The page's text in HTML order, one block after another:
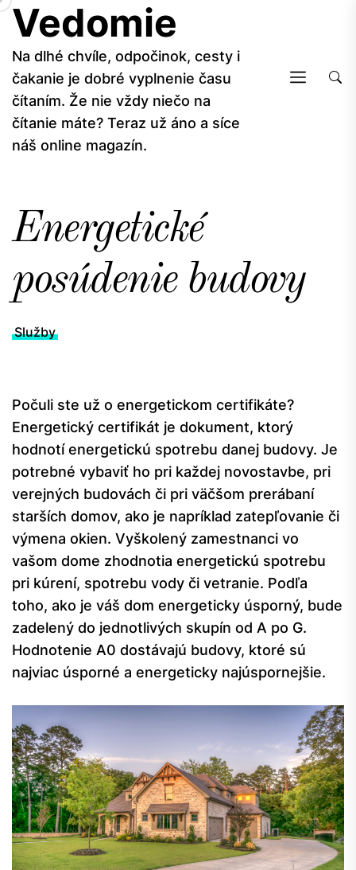
Skip
the
content
Vedomie
Na dlhé chvíle, odpočinok, cesty i
čakanie je dobré vyplnenie času
čítaním. Že nie vždy niečo na
čítanie máte? Teraz už áno a síce
náš online magazín.
Energetické
posúdenie budovy
Služby
Počuli ste už o energetickom certifikáte?
Energetický certifikát je dokument, ktorý
hodnotí energetickú spotrebu danej budovy. Je
potrebné vybaviť ho pri každej novostavbe, pri
verejných budovách či pri väčšom prerábaní
starších domov, ako je napríklad zatepľovanie či
výmena okien. Vyškolený zamestnanci vo
vašom dome zhodnotia energetickú spotrebu
pri kúrení, spotrebu vody či vetranie. Podľa
toho, ako je váš dom energeticky úsporný, bude
zadelený do jednotlivých skupín od A po G.
Hodnotenie A0 dostávajú budovy, ktoré sú
najviac úsporné a energeticky najúspornejšie.